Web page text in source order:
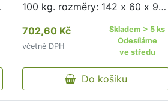
100 kg. rozměry: 142 x 60 x 96
konstrukce, textil, plastové
doplňky barva: modrá dekor:
pruhy nosnost: 100 kg Plážové
lehátko …
702,60 Kč
včetně DPH
Skladem > 5 ks
Odesíláme
ve středu
Do košíku